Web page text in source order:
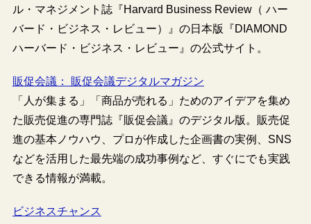
ル・マネジメント誌『Harvard Business Review（ ハー
バード・ビジネス・レビュー）』の日本版『DIAMOND
ハーバード・ビジネス・レビュー』の公式サイト。
販促会議： 販促会議デジタルマガジン
「人が集まる」「商品が売れる」ためのアイデアを集め
た販売促進の専門誌『販促会議』のデジタル版。販売促
進の基本ノウハウ、プロが作成した企画書の実例、SNS
などを活用した最先端の成功事例など、すぐにでも実践
できる情報が満載。
ビジネスチャンス